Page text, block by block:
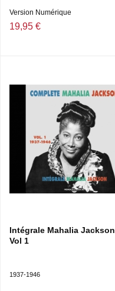
Version Numérique
19,95 €
Intégrale Mahalia Jackson
Vol 1
1937-1946